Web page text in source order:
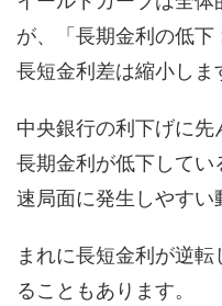
が、「長期金利の低下
長短金利差は縮小しま
中央銀行の利下げに
長期金利が低下して
速局面に発生しやすい
まれに長短金利が逆
ることもあります。